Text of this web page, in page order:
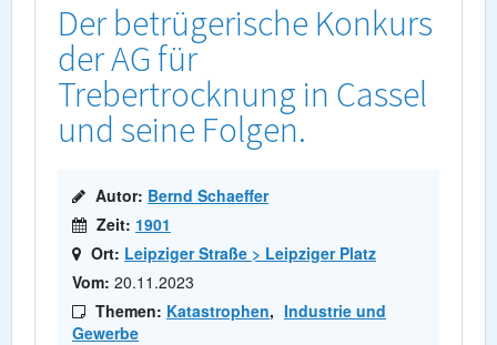
Der betrügerische Konkurs
der AG für
Trebertrocknung in Cassel
und seine Folgen.
Autor: Bernd Schaeffer
Zeit: 1901
Ort: Leipziger Straße > Leipziger Platz
Vom: 20.11.2023
Themen: Katastrophen, Industrie und
Gewerbe